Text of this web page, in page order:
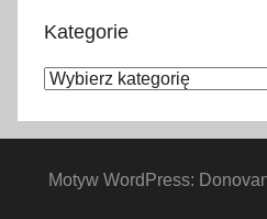
Kategorie
Kategorie
Motyw WordPress: